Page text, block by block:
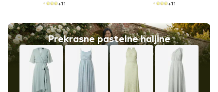
+11 +11
Prekrasne pastelne haljine